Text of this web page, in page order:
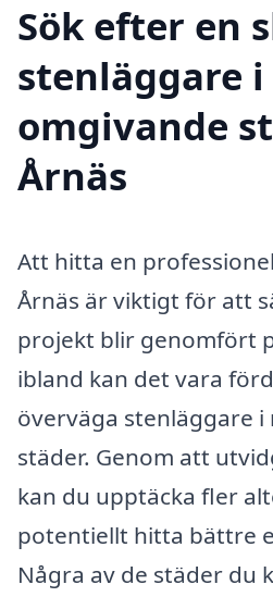
Sök efter en
stenläggare i
omgivande
Årnäs
Att hitta en
Årnäs är viktigt för att
projekt blir genomfört
ibland kan det vara
överväga stenläggare
städer. Genom att
kan du upptäcka fler
potentiellt hitta bättre
Några av de städer du